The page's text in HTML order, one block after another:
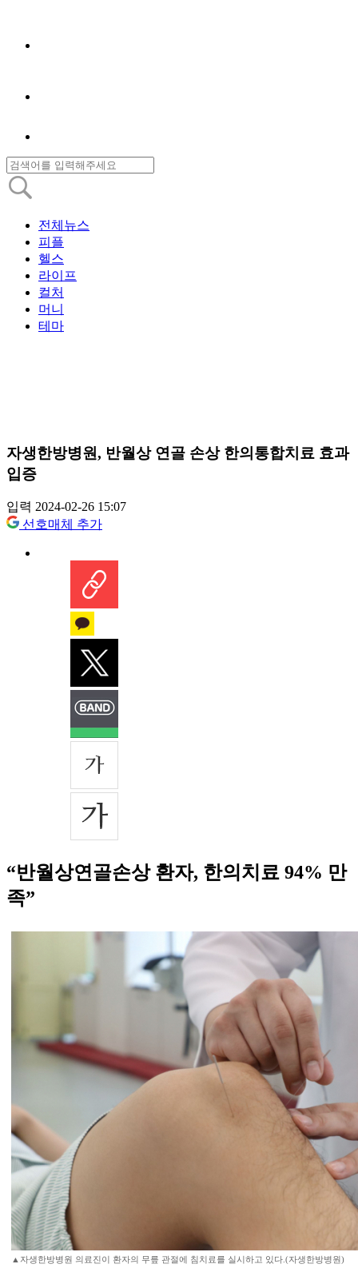
전체뉴스
피플
헬스
라이프
컬처
머니
테마
자생한방병원, 반월상 연골 손상 한의통합치료 효과
입증
입력 2024-02-26 15:07
선호매체 추가
“반월상연골손상 환자, 한의치료 94% 만
족”
▲자생한방병원 의료진이 환자의 무릎 관절에 침치료를 실시하고 있다.(자생한방병원)